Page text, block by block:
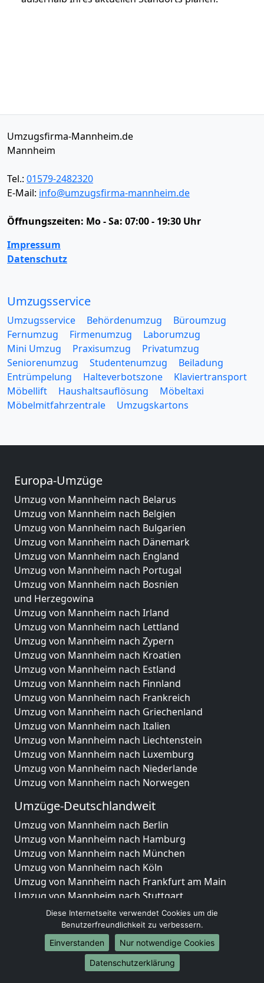
Umzugsfirma-Mannheim.de
Mannheim
Tel.: 01579-2482320
E-Mail: info@umzugsfirma-mannheim.de
Öffnungszeiten: Mo - Sa: 07:00 - 19:30 Uhr
Impressum
Datenschutz
Umzugsservice
Umzugsservice Behördenumzug
Büroumzug
Fernumzug
Firmenumzug
Laborumzug
Mini Umzug
Praxisumzug
Privatumzug
Seniorenumzug
Studentenumzug
Beiladung
Entrümpelung
Halteverbotszone
Klaviertransport
Möbellift
Haushaltsauflösung
Möbeltaxi
Möbelmitfahrzentrale
Umzugskartons
Europa-Umzüge
Umzug von Mannheim nach Belarus
Umzug von Mannheim nach Belgien
Umzug von Mannheim nach Bulgarien
Umzug von Mannheim nach Dänemark
Umzug von Mannheim nach England
Umzug von Mannheim nach Portugal
Umzug von Mannheim nach Bosnien
und Herzegowina
Umzug von Mannheim nach Irland
Umzug von Mannheim nach Lettland
Umzug von Mannheim nach Zypern
Umzug von Mannheim nach Kroatien
Umzug von Mannheim nach Estland
Umzug von Mannheim nach Finnland
Umzug von Mannheim nach Frankreich
Umzug von Mannheim nach Griechenland
Umzug von Mannheim nach Italien
Umzug von Mannheim nach Liechtenstein
Umzug von Mannheim nach Luxemburg
Umzug von Mannheim nach Niederlande
Umzug von Mannheim nach Norwegen
Umzüge-Deutschlandweit
Umzug von Mannheim nach Berlin
Umzug von Mannheim nach Hamburg
Umzug von Mannheim nach München
Umzug von Mannheim nach Köln
Umzug von Mannheim nach Frankfurt am Main
Umzug von Mannheim nach Stuttgart
Umzug von Mannheim nach Düsseldorf
Umzug von Mannheim nach Leipzig
Umzug von Mannheim nach Dortmund
Umzug von Mannheim nach Essen
Umzug von Mannheim nach Bremen
Diese Internetseite verwendet Cookies um die
Benutzerfreundlichkeit zu verbessern.
Einverstanden
Nur notwendige Cookies
Datenschutzerklärung